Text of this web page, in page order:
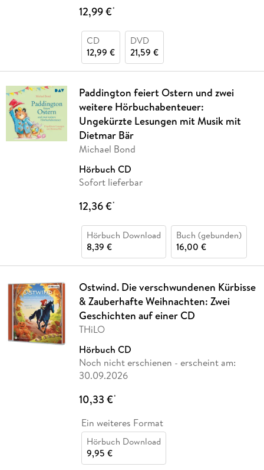
12,99 €*
CD
12,99 €
DVD
21,59 €
Paddington feiert Ostern und zwei
weitere Hörbuchabenteuer:
Ungekürzte Lesungen mit Musik mit
Dietmar Bär
Michael Bond
Hörbuch CD
Sofort lieferbar
12,36 €*
Hörbuch Download
8,39 €
Buch (gebunden)
16,00 €
Ostwind. Die verschwundenen Kürbisse
& Zauberhafte Weihnachten: Zwei
Geschichten auf einer CD
THiLO
Hörbuch CD
Noch nicht erschienen - erscheint am:
30.09.2026
10,33 €*
Ein weiteres Format
Hörbuch Download
9,95 €